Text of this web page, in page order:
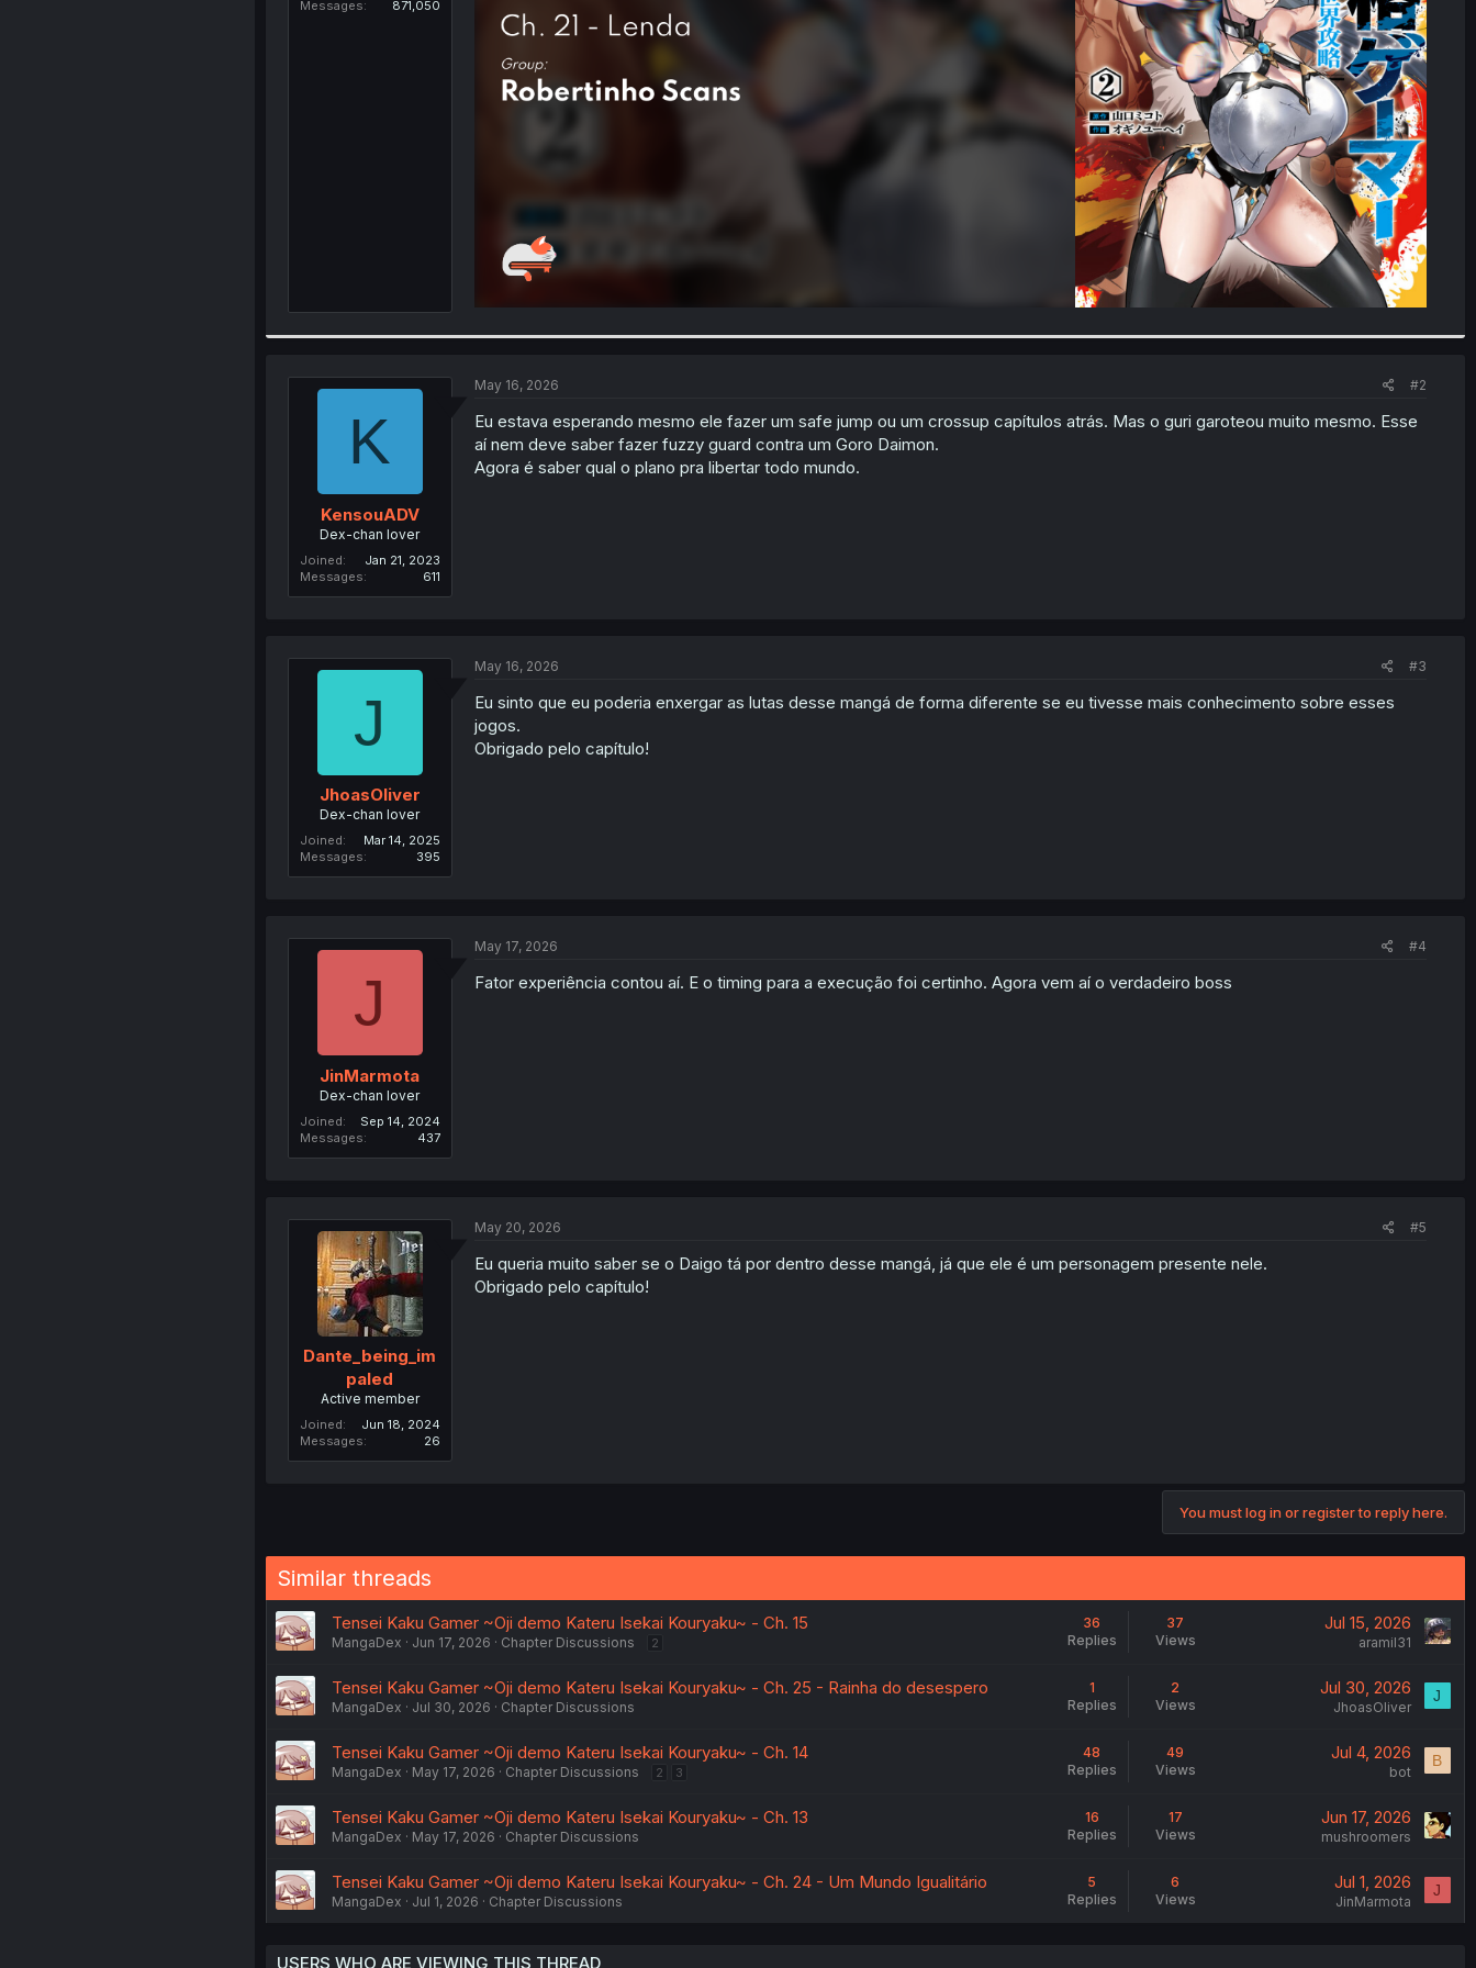
Messages
871,050
K
KensouADV
Dex-chan lover
Joined
Jan 21, 2023
Messages
611
May 16, 2026 #2
Eu estava esperando mesmo ele fazer um safe jump ou um crossup capítulos atrás. Mas o guri garoteou muito mesmo. Esse
aí nem deve saber fazer fuzzy guard contra um Goro Daimon.
Agora é saber qual o plano pra libertar todo mundo.
J
JhoasOliver
Dex-chan lover
Joined
Mar 14, 2025
Messages
395
May 16, 2026 #3
Eu sinto que eu poderia enxergar as lutas desse mangá de forma diferente se eu tivesse mais conhecimento sobre esses
jogos.
Obrigado pelo capítulo!
J
JinMarmota
Dex-chan lover
Joined
Sep 14, 2024
Messages
437
May 17, 2026 #4
Fator experiência contou aí. E o timing para a execução foi certinho. Agora vem aí o verdadeiro boss
Dante_being_im
paled
Active member
Joined
Jun 18, 2024
Messages
26
May 20, 2026 #5
Eu queria muito saber se o Daigo tá por dentro desse mangá, já que ele é um personagem presente nele.
Obrigado pelo capítulo!
You must log in or register to reply here.
Similar threads
Tensei Kaku Gamer ~Oji demo Kateru Isekai Kouryaku~ - Ch. 15
MangaDex Jun 17, 2026 Chapter Discussions 2
36
Replies
37
Views
Jul 15, 2026
aramil31
Tensei Kaku Gamer ~Oji demo Kateru Isekai Kouryaku~ - Ch. 25 - Rainha do desespero
MangaDex Jul 30, 2026 Chapter Discussions
1
Replies
2
Views
Jul 30, 2026
JhoasOliver
J
Tensei Kaku Gamer ~Oji demo Kateru Isekai Kouryaku~ - Ch. 14
MangaDex May 17, 2026 Chapter Discussions 2 3
48
Replies
49
Views
Jul 4, 2026
bot
B
Tensei Kaku Gamer ~Oji demo Kateru Isekai Kouryaku~ - Ch. 13
MangaDex May 17, 2026 Chapter Discussions
16
Replies
17
Views
Jun 17, 2026
mushroomers
Tensei Kaku Gamer ~Oji demo Kateru Isekai Kouryaku~ - Ch. 24 - Um Mundo Igualitário
MangaDex Jul 1, 2026 Chapter Discussions
5
Replies
6
Views
Jul 1, 2026
JinMarmota
J
USERS WHO ARE VIEWING THIS THREAD